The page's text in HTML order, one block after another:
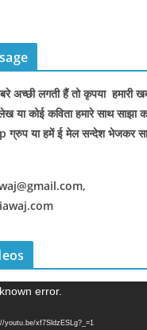
अच्छी लगती हैं तो कृपया हमारी
या कोई कविता हमारे साथ साझा
ग्रुप या हमें ई मेल सन्देश भेजकर
error.
youtu.be/xf7SldzESLg?_=1